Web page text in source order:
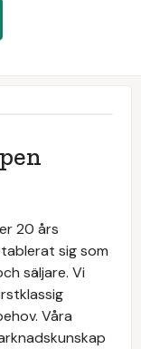
20 års
sig som
säljare. Vi
Våra